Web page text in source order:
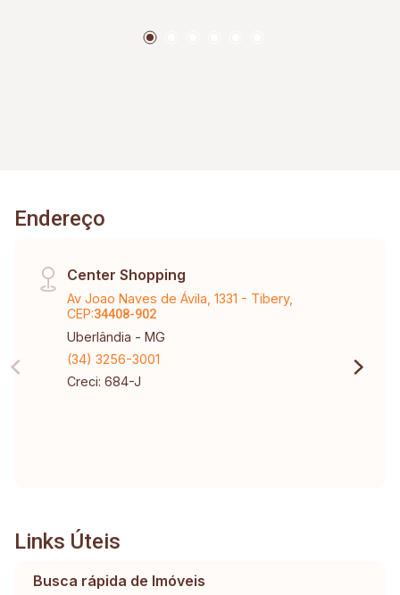
12m², piscina em 03 ambientes 02 espaços
Lote 01-R$1.533.840,00 1040,76m²-Quadra 01-
Lote 15-R$1.248.912,00 1040,77m²-Quadra 01-
Lote 28-R$1.200.000,00 1050,00m²-Quadra 01-
Lote 19-R$1.260.768,00 1000,00m²-Quadra-01-
Lote 28-R$1.200.000,00 1414,70m²-Quadra 01-
Lote 29-R$1.697.640,00 Tabela sujeita a
alterações sem aviso prévio.
Endereço
Center Shopping
Av Joao Naves de Ávila, 1331 - Tibery,
CEP:34408-902
Uberlândia - MG
(34) 3256-3001
Creci: 684-J
Links Úteis
Busca rápida de Imóveis